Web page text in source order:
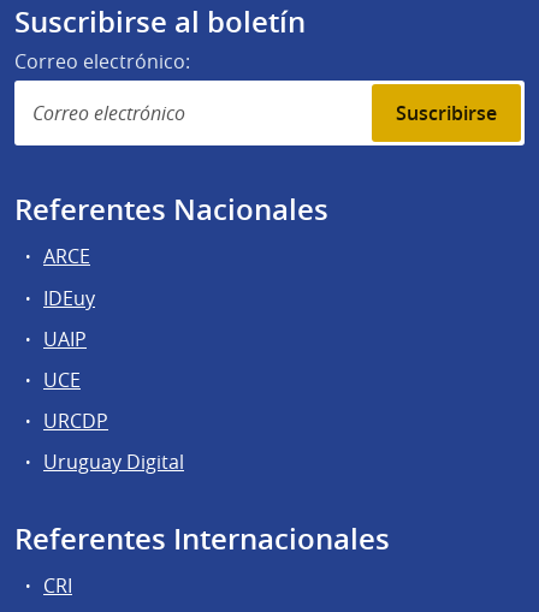
Suscribirse al boletín
Correo electrónico:
Suscribirse
Referentes Nacionales
ARCE
IDEuy
UAIP
UCE
URCDP
Uruguay Digital
Referentes Internacionales
CRI